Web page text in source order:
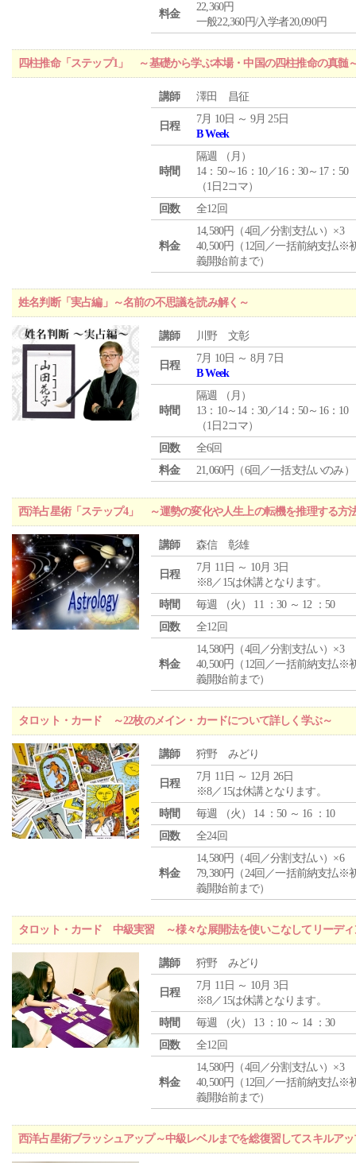
料金
22,360円
一般22,360円/入学者20,090円
四柱推命「ステップ1」 ～基礎から学ぶ本場・中国の四柱推命の真髄
講師 澤田 昌征
日程
7月 10日 ～ 9月 25日
B Week
時間
隔週 （ 月 ）
14：50～16：10／16：30～17：50
（1日2コマ）
回数
全12回
料金
14,580円（4回／分割支払い）×3
40,500円（12回／一括前納支払※
義開始前まで）
姓名判断「実占編」～名前の不思議を読み解く～
講師 川野 文彰
日程
7月 10日 ～ 8月 7日
B Week
時間
隔週 （ 月 ）
13：10～14：30／14：50～16：10
（1日2コマ）
回数
全6回
料金
21,060円（6回／一括支払いのみ）
西洋占星術「ステップ4」 ～運勢の変化や人生上の転機を推理する方
講師 森信 彰雄
日程
7月 11日 ～ 10月 3日
※8／15は休講となります。
時間
毎週 （火 ） 11 ：30 ～ 12 ：50
回数
全12回
料金
14,580円（4回／分割支払い）×3
40,500円（12回／一括前納支払※
義開始前まで）
タロット・カード ～22枚のメイン・カードについて詳しく学ぶ～
講師 狩野 みどり
日程
7月 11日 ～ 12月 26日
※8／15は休講となります。
時間
毎週 （火 ） 14 ：50 ～ 16 ：10
回数
全24回
料金
14,580円（4回／分割支払い）×6
79,380円（24回／一括前納支払※
義開始前まで）
タロット・カード 中級実習 ～様々な展開法を使いこなしてリーディ
講師 狩野 みどり
日程
7月 11日 ～ 10月 3日
※8／15は休講となります。
時間
毎週 （火 ） 13 ：10 ～ 14 ：30
回数
全12回
料金
14,580円（4回／分割支払い）×3
40,500円（12回／一括前納支払※
義開始前まで）
西洋占星術ブラッシュアップ～中級レベルまでを総復習してスキルア